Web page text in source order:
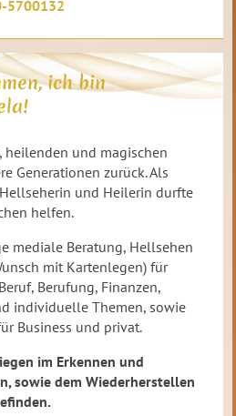
5700132
ich bin
heilenden und magischen
Generationen zurück. Als
und Heilerin durfte
helfen.
mediale Beratung, Hellsehen
mit Kartenlegen) für
Berufung, Finanzen,
individuelle Themen, sowie
Business und privat.
im Erkennen und
sowie dem Wiederherstellen